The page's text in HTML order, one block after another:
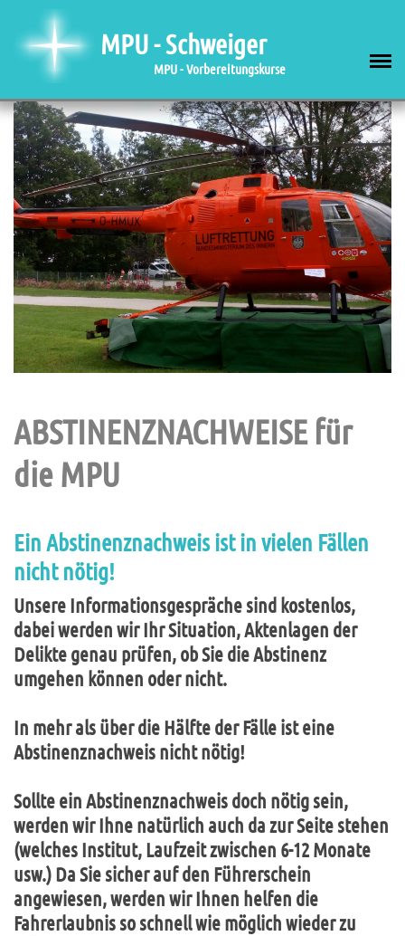
MPU - Schweiger
MPU - Vorbereitungskurse
ABSTINENZNACHWEISE für
die MPU
Ein Abstinenznachweis ist in vielen Fällen
nicht nötig!
Unsere Informationsgespräche sind kostenlos,
dabei werden wir Ihr Situation, Aktenlagen der
Delikte genau prüfen, ob Sie die Abstinenz
umgehen können oder nicht.
In mehr als über die Hälfte der Fälle ist eine
Abstinenznachweis nicht nötig!
Sollte ein Abstinenznachweis doch nötig sein,
werden wir Ihne natürlich auch da zur Seite stehen
(welches Institut, Laufzeit zwischen 6-12 Monate
usw.) Da Sie sicher auf den Führerschein
angewiesen, werden wir Ihnen helfen die
Fahrerlaubnis so schnell wie möglich wieder zu